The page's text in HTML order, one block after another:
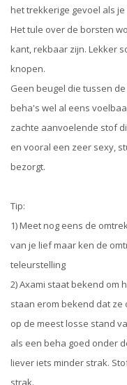
het trekkerige gevoel als
Het tule over de borsten
kant, rekbaar zijn. Lekker
knopen.
Geen beugel die tussen
beha's wel al eens
zachte aanvoelende stof
en vooral een zeer sexy,
bezorgt.
Tip:
1) Meet nog eens de
van je lief maar ken de
teleurstelling
2) Axami staat bekend om
staan erom bekend dat ze
op de meest losse stand
als een beha goed onder
liever iets minder strak.
strak.